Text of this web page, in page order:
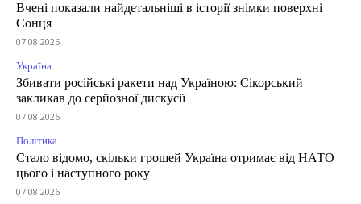
Вчені показали найдетальніші в історії знімки поверхні
Сонця
07.08.2026
Україна
Збивати російські ракети над Україною: Сікорський
закликав до серйозної дискусії
07.08.2026
Політика
Стало відомо, скільки грошей Україна отримає від НАТО
цього і наступного року
07.08.2026